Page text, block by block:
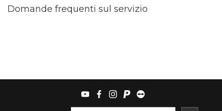
Domande frequenti sul servizio
youtubefacebook
instagram
paypalteamviewer